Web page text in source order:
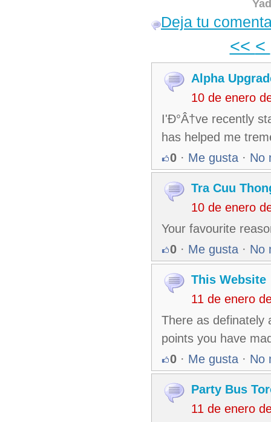
Deja tu
<< <
Alpha
10 de enero
I'Ð°Â†ve recently
has helped me
0 · Me gusta · No
Tra Cuu
10 de enero
Your favourite
0 · Me gusta · No
This Website
11 de enero
There as definately
points you have
0 · Me gusta · No
Party Bus
11 de enero